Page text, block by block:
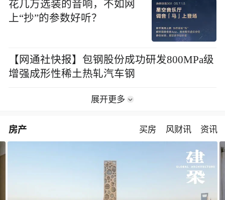
花几万选装的音响，不如网
上“抄”的参数好听？
【网通社快报】包钢股份成功研发800MPa级
增强成形性稀土热轧汽车钢
展开更多
房产 买房 风财讯 资讯